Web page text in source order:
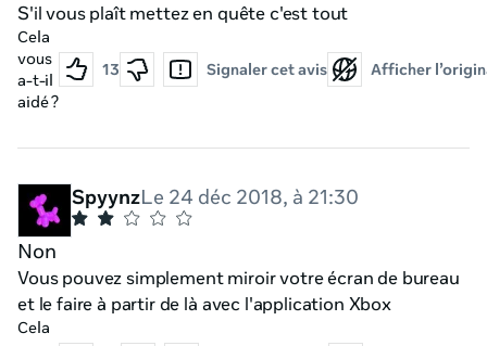
S'il vous plaît mettez en quête c'est tout
Cela
vous
a-t-il
aidé ?
13 Signaler cet avis Afficher
SpyynzLe 24 déc 2018, à 21:30
Non
Vous pouvez simplement miroir votre écran de bureau
et le faire à partir de là avec l'application Xbox
Cela